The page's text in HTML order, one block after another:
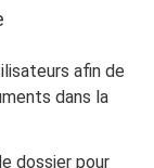
afin de
dans la
dossier pour